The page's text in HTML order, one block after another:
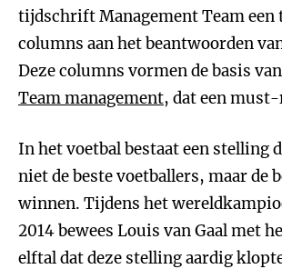
tijdschrift Management Team een
columns aan het beantwoorden
Deze columns vormen de basis
Team management, dat een
In het voetbal bestaat een stelling
niet de beste voetballers, maar de
winnen. Tijdens het
2014 bewees Louis van Gaal met
elftal dat deze stelling aardig